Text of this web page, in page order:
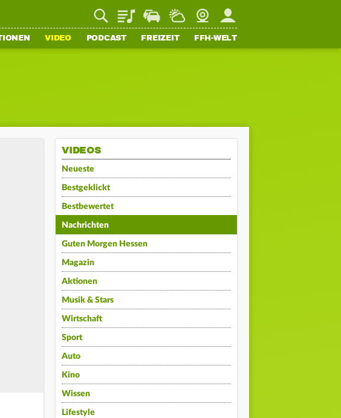
PlaylistStaupilotWetterWebcamMein FFH
VIDEO PODCAST FREIZEIT FFH-WELT
VIDEOS
Neueste
Bestgeklickt
Bestbewertet
Nachrichten
Guten Morgen Hessen
Magazin
Aktionen
Musik & Stars
Wirtschaft
Sport
Auto
Kino
Wissen
Lifestyle